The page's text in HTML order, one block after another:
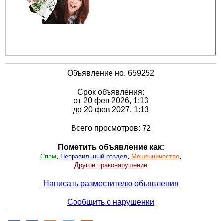
Объявление но. 659252
Срок объявления:
от 20 фев 2026, 1:13
до 20 фев 2027, 1:13
Всего просмотров: 72
Пометить объявление как:
Спам, Неправильный раздел, Мошенничество,
Другое правонарушение
Написать разместителю объявления
Сообщить о нарушении